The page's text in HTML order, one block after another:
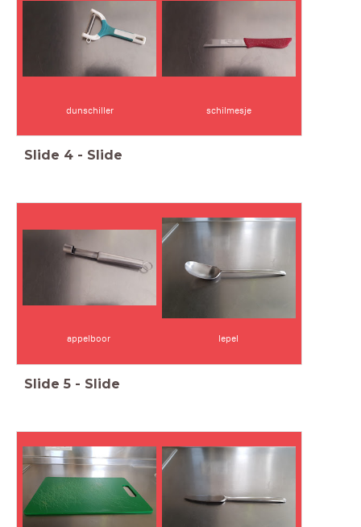
dunschiller schilmesje
Slide 4 - Slide
appelboor lepel
Slide 5 - Slide